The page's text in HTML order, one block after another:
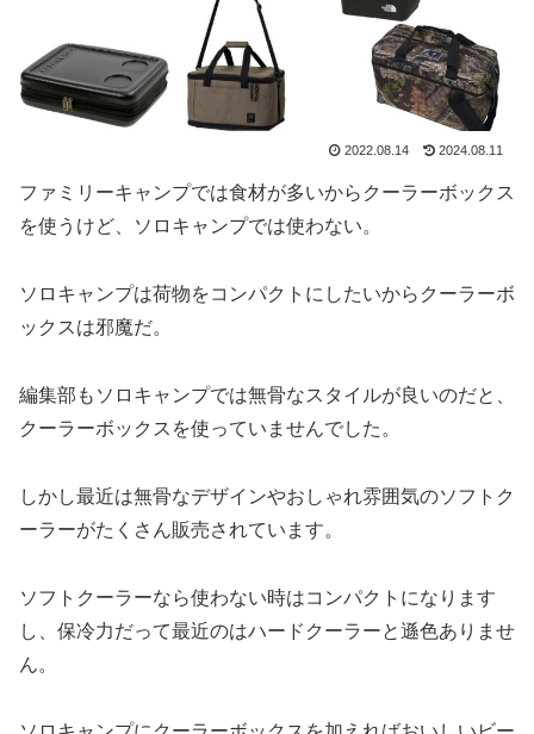
2022.08.14 2024.08.11
ファミリーキャンプでは食材が多いからクーラーボックス
を使うけど、ソロキャンプでは使わない。
ソロキャンプは荷物をコンパクトにしたいからクーラーボ
ックスは邪魔だ。
編集部もソロキャンプでは無骨なスタイルが良いのだと、
クーラーボックスを使っていませんでした。
しかし最近は無骨なデザインやおしゃれ雰囲気のソフトク
ーラーがたくさん販売されています。
ソフトクーラーなら使わない時はコンパクトになります
し、保冷力だって最近のはハードクーラーと遜色ありませ
ん。